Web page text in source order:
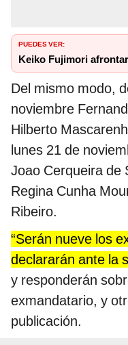
PUEDES VER:
Keiko Fujimori
Del mismo modo,
noviembre
Hilberto
lunes 21 de
Joao Cerqueira de
Regina Cunha
Ribeiro.
“Serán nueve los
declararán ante la
y responderán
exmandatario, y
publicación.